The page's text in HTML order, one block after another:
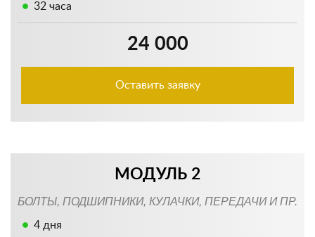
32 часа
24 000
Оставить заявку
МОДУЛЬ 2
БОЛТЫ, ПОДШИПНИКИ, КУЛАЧКИ, ПЕРЕДАЧИ И ПР.
4 дня